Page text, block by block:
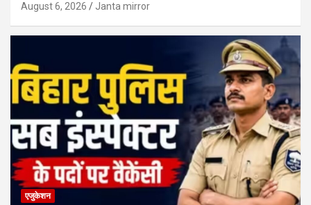
August 6, 2026 Janta mirror
एजुकेशन